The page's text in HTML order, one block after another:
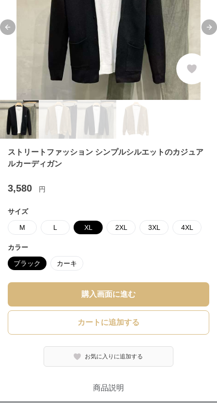
Previous slide
ストリートファッション シンプルシルエットのカジュア
ルカーディガン
3,580 円
サイズ
M L XL 2XL 3XL 4XL
カラー
ブラック カーキ
購入画面に進む
カートに追加する
お気に入りに追加する
商品説明